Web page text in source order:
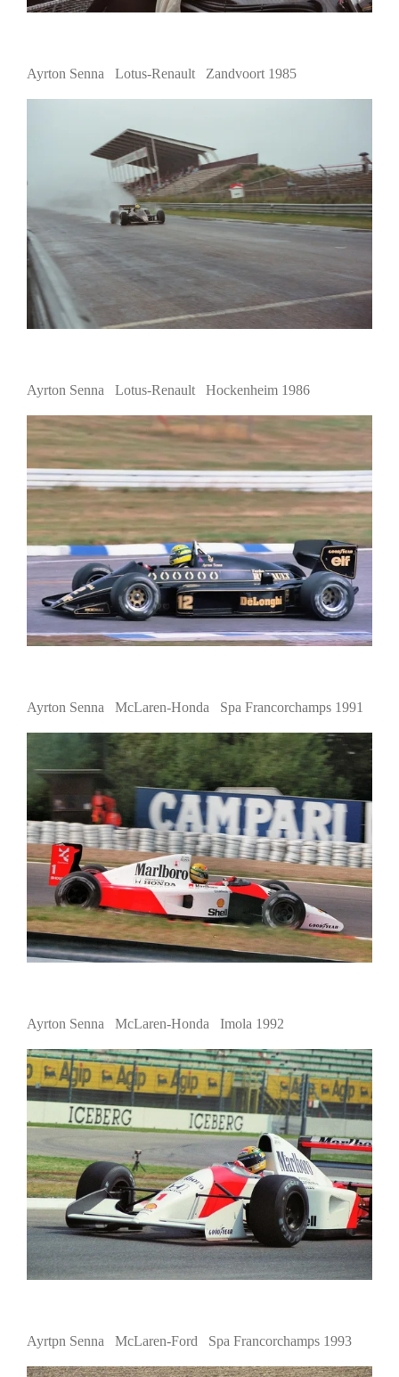
Ayrton Senna Lotus-Renault Zandvoort 1985
Ayrton Senna Lotus-Renault Hockenheim 1986
Ayrton Senna McLaren-Honda Spa Francorchamps 1991
Ayrton Senna McLaren-Honda Imola 1992
Ayrtpn Senna McLaren-Ford Spa Francorchamps 1993